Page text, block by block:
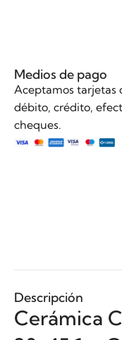
Medios de pago
Aceptamos tarjetas
débito, crédito,
cheques.
Descripción
Cerámica